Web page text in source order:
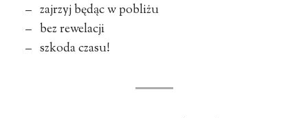
– zajrzyj będąc w pobliżu
– bez rewelacji
– szkoda czasu!